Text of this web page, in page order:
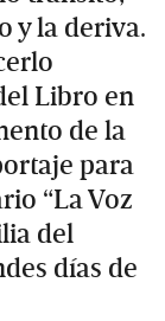
y la deriva.
Libro en
de la
para
“La Voz
del
días de